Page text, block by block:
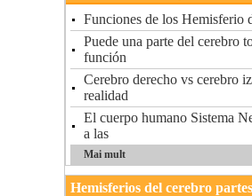
Funciones de los Hemisferio
Puede una parte del cerebro
función
Cerebro derecho vs cerebro
realidad
El cuerpo humano Sistema
a las
Mai mult
Hemisferios del cerebro partes